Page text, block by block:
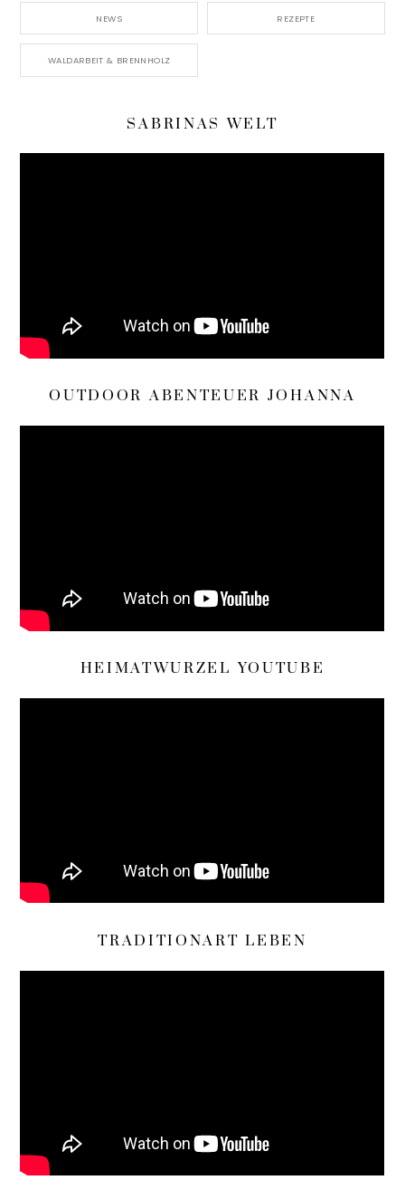
NEWS REZEPTE
WALDARBEIT & BRENNHOLZ
SABRINAS WELT
OUTDOOR ABENTEUER JOHANNA
HEIMATWURZEL YOUTUBE
TRADITIONART LEBEN